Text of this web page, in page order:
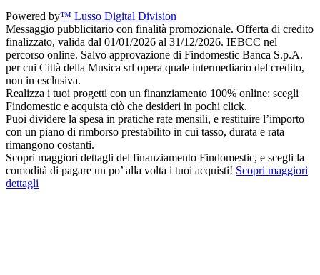
Powered by™ Lusso Digital Division
Messaggio pubblicitario con finalità promozionale. Offerta di credito
finalizzato, valida dal 01/01/2026 al 31/12/2026. IEBCC nel
percorso online. Salvo approvazione di Findomestic Banca S.p.A.
per cui Città della Musica srl opera quale intermediario del credito,
non in esclusiva.
Realizza i tuoi progetti con un finanziamento 100% online: scegli
Findomestic e acquista ciò che desideri in pochi click.
Puoi dividere la spesa in pratiche rate mensili, e restituire l’importo
con un piano di rimborso prestabilito in cui tasso, durata e rata
rimangono costanti.
Scopri maggiori dettagli del finanziamento Findomestic, e scegli la
comodità di pagare un po’ alla volta i tuoi acquisti! Scopri maggiori
dettagli